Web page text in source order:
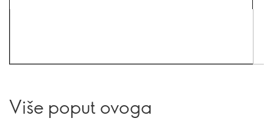
Više poput ovoga